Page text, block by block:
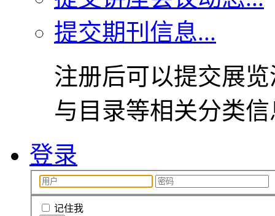
提交期刊信息...
注册后可以提交展
与目录等相关分类
登录
记住我